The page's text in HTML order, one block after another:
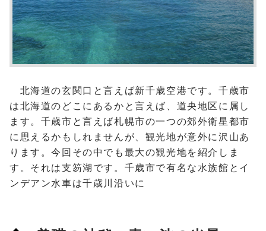
北海道の玄関口と言えば新千歳空港です。千歳市
は北海道のどこにあるかと言えば、道央地区に属し
ます。千歳市と言えば札幌市の一つの郊外衛星都市
に思えるかもしれませんが、観光地が意外に沢山あ
ります。今回その中でも最大の観光地を紹介しま
す。それは支笏湖です。千歳市で有名な水族館とイ
ンデアン水車は千歳川沿いに